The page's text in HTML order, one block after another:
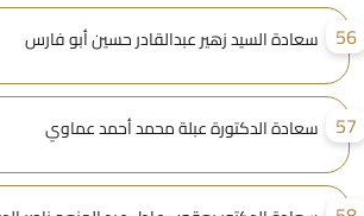
سعادة السيد زهير عبدالقادر حسين أبو فارس
سعادة الدكتورة عبلة محمد أحمد عماوي